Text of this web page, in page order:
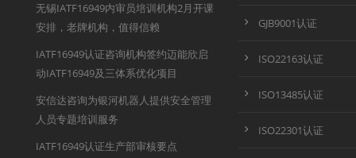
无锡IATF16949内审员培训机构2月开课
安排，老牌机构，值得信赖
IATF16949认证咨询机构签约迈能欣启
动IATF16949及三体系优化项目
安信达咨询为银河机器人提供安全管理
人员专题培训服务
IATF16949认证生产部审核要点
GJB9001认证
ISO22163认证
ISO13485认证
ISO22301认证